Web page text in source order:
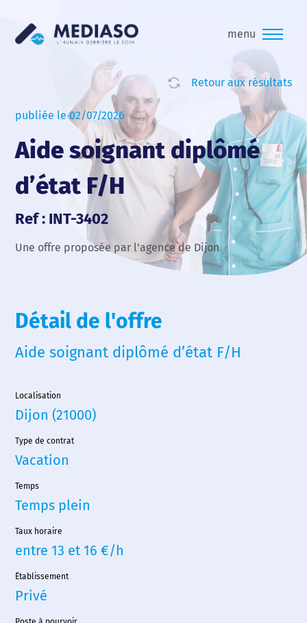
menu
Retour aux résultats
publiée le 02/07/2026
Aide soignant diplômé
d’état F/H
Ref : INT-3402
Une offre proposée par l'agence de Dijon
Détail de l'offre
Aide soignant diplômé d’état F/H
Localisation
Dijon (21000)
Type de contrat
Vacation
Temps
Temps plein
Taux horaire
entre 13 et 16 €/h
Établissement
Privé